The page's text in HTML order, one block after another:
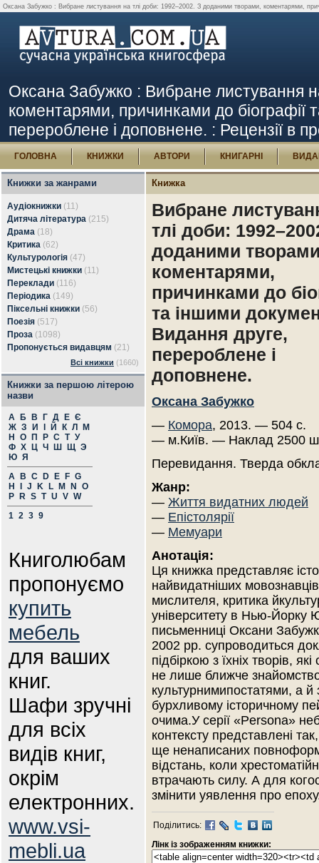
Оксана Забужко : Вибране листування на тлі доби: 1992–2002. З доданими творами, коментарями,
Оксана Забужко : Вибране листування
коментарями, причинками до
перероблене і доповнене. : Рецензії в
ГОЛОВНА КНИЖКИ АВТОРИ КНИГАРНІ
Книжки за жанрами
Аудіокнижки (11)
Дитяча література (215)
Драма (18)
Критика (62)
Культурологія (47)
Мистецькі книжки (11)
Переклади (116)
Періодика (149)
Піксельні книжки (56)
Поезія (517)
Проза (1098)
Пропонується видавцям (21)
Всі книжки (1660)
Книжки за першою літерою
назви
А Б В Г Д Е Є
Ж З И Й К Л
М
Н
О П Р С Т У
Ф Х Ц Ч Ш Щ Э
Ю Я
A
B C D E F G
H
J K L M N
O
P
R S T U V W
1 2 3 9
Книголюбам
пропонуємо
купить
мебель
для ваших
книг.
Шафи зручні
для всіх
видів книг,
окрім
електронних.
www.vsi-
mebli.ua
Книжка
Вибране
тлі доби:
доданими
коментарями,
причинками до
та іншими
Видання друге,
перероблене і
доповнене.
Оксана Забужко
— Комора, 2013. — 504 с.
— м.Київ. — Наклад 2500
Перевидання. Тверда
Жанр:
— Життя видатних людей
— Епістолярії
— Мемуари
Анотація:
Ця книжка представляє
найвидатніших
мислителя, критика
університету в Нью-
письменниці Оксани
2002 рр. супроводиться
підбіркою з їхніх творів,
не лише ближче
культурнимипостатями, а
бурхливому історичному
очима.У серії «Persona»
контексту представлені
ще ненаписаних
відстань, коли
втрачають силу. А для
змінити уявлення про
Поділитись:
Лінк із зображенням книжки: